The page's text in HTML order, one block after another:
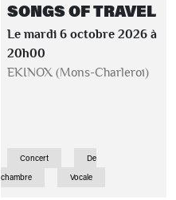
SONGS OF TRAVEL
Le mardi 6 octobre 2026 à
20h00
EKINOX (Mons-Charleroi)
Concert
De
chambre
Vocale